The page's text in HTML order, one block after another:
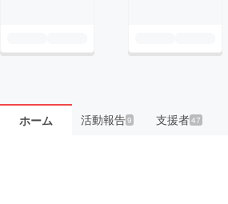
ホーム 活動報告9 支援者47